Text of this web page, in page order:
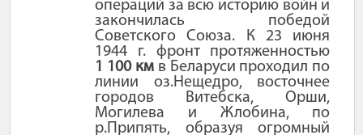
операций за всю историю войн и
закончилась победой
Советского Союза. К 23 июня
1944 г. фронт протяженностью
1 100 кмв Беларуси проходил по
линии оз.Нещедро, восточнее
городов Витебска, Орши,
Могилева и Жлобина, по
р.Припять, образуя огромный